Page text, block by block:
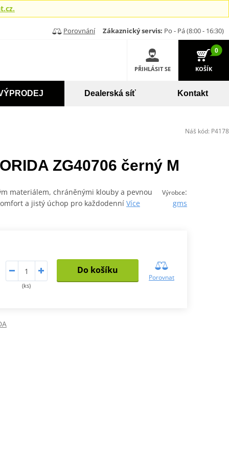
Porovnání Zákaznický servis: Po - Pá (8:00 - 16:30)
PŘIHLÁSIT SE
0
KOŠÍK
Dealerská síť Kontakt
ZG40706 černý M
Výrobce:
gms
materiálem, chráněnými klouby a pevnou
a jistý úchop pro každodenní Více
(ks)
Do košíku
Porovnat
Náš kód: P4178